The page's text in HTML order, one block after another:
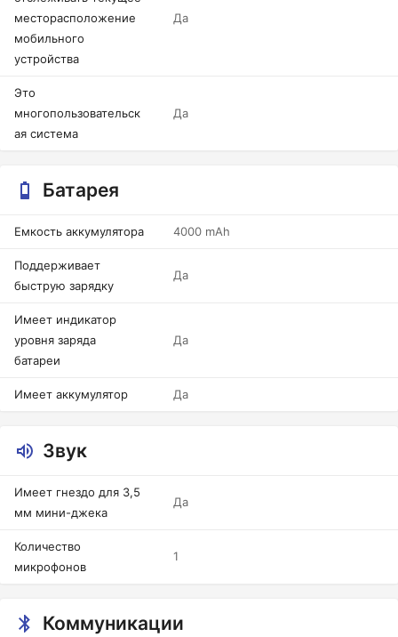
месторасположение
мобильного
устройства
Да
Это
многопользовательск
ая система
Да
Батарея
Емкость аккумулятора 4000 mAh
Поддерживает
быструю зарядку
Да
Имеет индикатор
уровня заряда
батареи
Да
Имеет аккумулятор Да
Звук
Имеет гнездо для 3,5
мм мини-джека
Да
Количество
микрофонов
1
Коммуникации